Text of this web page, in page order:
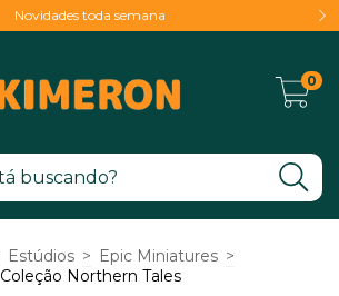
Novidades toda semana
0
Estúdios > Epic Miniatures >
Coleção Northern Tales